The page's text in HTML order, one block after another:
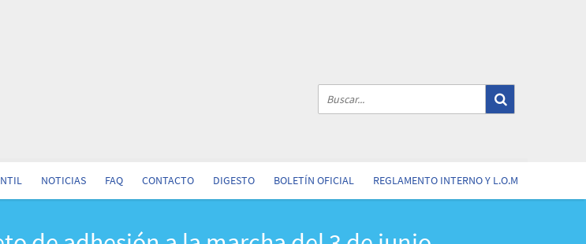
NOTICIAS FAQ CONTACTO DIGESTO BOLETÍN OFICIAL REGLAMENTO INTERNO Y L.O.M